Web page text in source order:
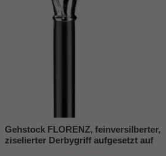
Gehstock FLORENZ, feinversilberter,
ziselierter Derbygriff aufgesetzt auf